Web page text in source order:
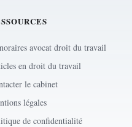
avocat droit du travail
en droit du travail
le cabinet
légales
de confidentialité